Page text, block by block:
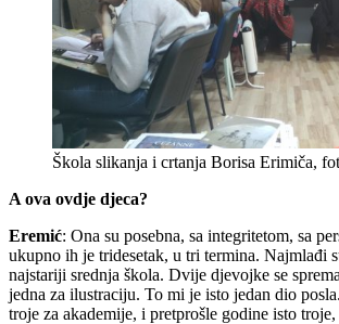
Škola slikanja i crtanja Borisa Erimiča,
A ova ovdje djeca?
Eremić: Ona su posebna, sa integritetom, sa
ukupno ih je tridesetak, u tri termina. Najmlađi
najstariji srednja škola. Dvije djevojke se
jedna za ilustraciju. To mi je isto jedan dio
troje za akademije, i pretprošle godine isto